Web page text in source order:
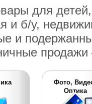
для
и б/у,
и
продажи
Фото,
Оптика